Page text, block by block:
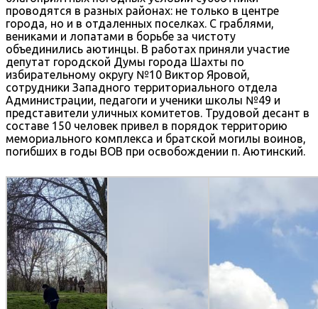
проводятся в разных районах: не только в центре
города, но и в отдаленных поселках. С граблями,
вениками и лопатами в борьбе за чистоту
объединились аютинцы. В работах приняли участие
депутат городской Думы города Шахты по
избирательному округу №10 Виктор Яровой,
сотрудники Западного территориального отдела
Администрации, педагоги и ученики школы №49 и
представители уличных комитетов. Трудовой десант в
составе 150 человек привел в порядок территорию
мемориального комплекса и братской могилы воинов,
погибших в годы ВОВ при освобождении п. Аютинский.